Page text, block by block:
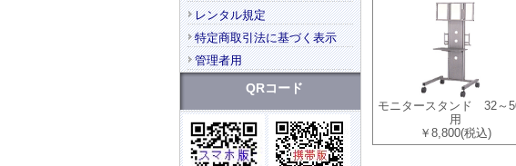
モニタースタンド 32～
用
￥8,800(税込)
レンタル規定
特定商取引法に基づく表示
管理者用
QRコード